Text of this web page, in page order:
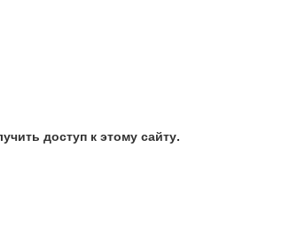
доступ к этому сайту.